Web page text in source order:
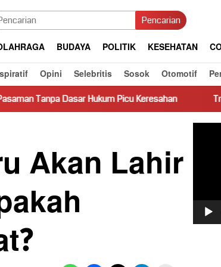
Pencarian
BUDAYA POLITIK KESEHATAN
Opini Selebritis Sosok Otomotif
Hukum Picu Keresahan Truk Miring Hambat
Akan Lahir